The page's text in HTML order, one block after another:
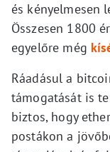
és kényelmesen
Összesen 1800
egyelőre még
Ráadásul a
támogatását is
biztos, hogy
postákon a